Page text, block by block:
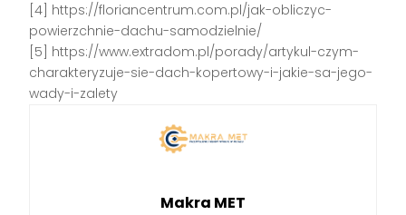
[4] https://floriancentrum.com.pl/jak-obliczyc-
powierzchnie-dachu-samodzielnie/
[5] https://www.extradom.pl/porady/artykul-czym-
charakteryzuje-sie-dach-kopertowy-i-jakie-sa-jego-
wady-i-zalety
Makra MET